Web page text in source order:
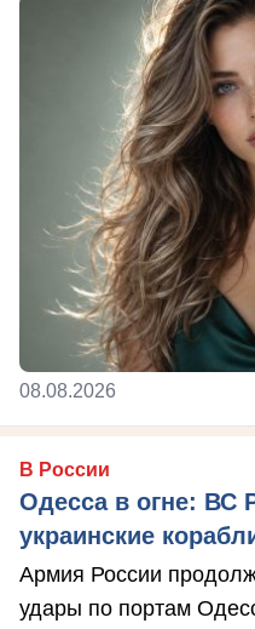
08.08.2026
В России
Одесса в огне: ВС
украинские
Армия России
удары по портам